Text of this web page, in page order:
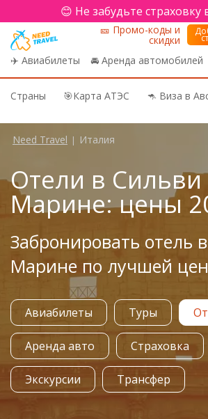
😊 Не забудьте страховку
✈️ Авиабилеты 🚘 Аренда автомобилей
🎫 Промо-коды и
скидки
Страны 🎯Карта АТЭС 🦘 Виза в
Need Travel | Италия
Отели в Сильви
Марине: цены
Забронировать отель
Марине по лучшей
Авиабилеты Туры
Аренда авто Страховка
Экскурсии Трансфер